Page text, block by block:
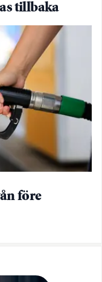
tillbaka
före